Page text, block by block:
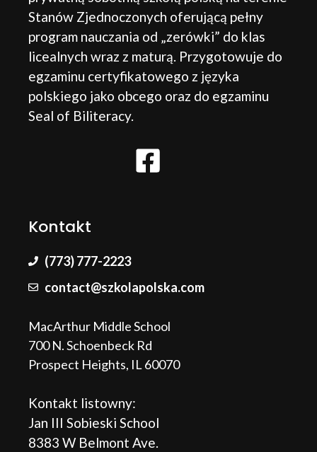
Stanów Zjednoczonych oferującą pełny
program nauczania od „zerówki” do klas
licealnych wraz z maturą. Przygotowuje do
egzaminu certyfikatowego z języka
polskiego jako obcego oraz do egzaminu
Seal of Biliteracy.
Kontakt
(773) 777-2223
contact@szkolapolska.com
MacArthur Middle School
700 N. Schoenbeck Rd
Prospect Heights, IL 60070
Kontakt listowny:
Jan III Sobieski School
8383 W Belmont Ave.